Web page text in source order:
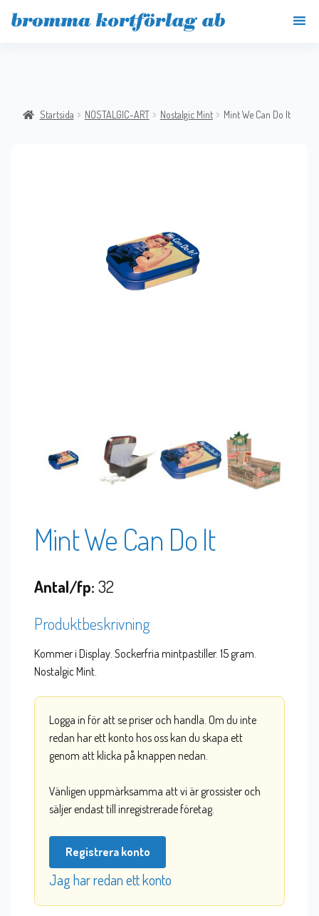
Startsida NOSTALGIC-ART Nostalgic Mint Mint We Can Do It
Mint We Can Do It
Antal/fp: 32
Produktbeskrivning
Kommer i Display. Sockerfria mintpastiller. 15 gram.
Nostalgic Mint.
Logga in för att se priser och handla. Om du inte
redan har ett konto hos oss kan du skapa ett
genom att klicka på knappen nedan.
Vänligen uppmärksamma att vi är grossister och
säljer endast till inregistrerade företag.
Registrera konto
Jag har redan ett konto